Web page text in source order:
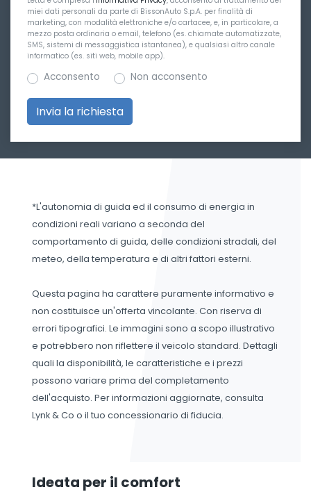
miei dati personali da parte di BissonAuto S.p.A. per finalità di
marketing, con modalità elettroniche e/o cartacee, e, in particolare, a
mezzo posta ordinaria o email, telefono (es. chiamate automatizzate,
SMS, sistemi di messaggistica istantanea), e qualsiasi altro canale
informatico (es. siti web, mobile app).
Acconsento Non acconsento
*L'autonomia di guida ed il consumo di energia in
condizioni reali variano a seconda del
comportamento di guida, delle condizioni stradali, del
meteo, della temperatura e di altri fattori esterni.
Questa pagina ha carattere puramente informativo e
non costituisce un'offerta vincolante. Con riserva di
errori tipografici. Le immagini sono a scopo illustrativo
e potrebbero non riflettere il veicolo standard. Dettagli
quali la disponibilità, le caratteristiche e i prezzi
possono variare prima del completamento
dell'acquisto. Per informazioni aggiornate, consulta
Lynk & Co o il tuo concessionario di fiducia.
Ideata per il comfort